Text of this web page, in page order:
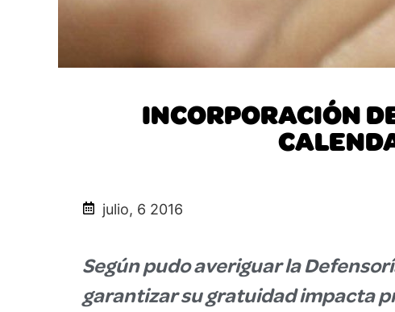
INCORPORACIÓN
julio, 6 2016
Según pudo averiguar la
garantizar su gratuidad impacta